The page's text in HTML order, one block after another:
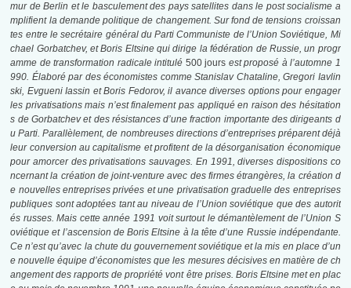
mur de Berlin et le basculement des pays satellites dans le post socialisme a
mplifient la demande politique de changement. Sur fond de tensions croissan
tes entre le secrétaire général du Parti Communiste de l’Union Soviétique, Mi
chael Gorbatchev, et Boris Eltsine qui dirige la fédération de Russie, un progr
amme de transformation radicale intitulé 500 jours est proposé à l’automne 1
990. Élaboré par des économistes comme Stanislav Chataline, Gregori Iavlin
ski, Evgueni Iassin et Boris Fedorov, il avance diverses options pour engager
les privatisations mais n’est finalement pas appliqué en raison des hésitation
s de Gorbatchev et des résistances d’une fraction importante des dirigeants d
u Parti. Parallèlement, de nombreuses directions d’entreprises préparent déjà
leur conversion au capitalisme et profitent de la désorganisation économique
pour amorcer des privatisations sauvages. En 1991, diverses dispositions co
ncernant la création de joint-venture avec des firmes étrangères, la création d
e nouvelles entreprises privées et une privatisation graduelle des entreprises
publiques sont adoptées tant au niveau de l’Union soviétique que des autorit
és russes. Mais cette année 1991 voit surtout le démantèlement de l’Union S
oviétique et l’ascension de Boris Eltsine à la tête d’une Russie indépendante.
Ce n’est qu’avec la chute du gouvernement soviétique et la mis en place d’un
e nouvelle équipe d’économistes que les mesures décisives en matière de ch
angement des rapports de propriété vont être prises. Boris Eltsine met en plac